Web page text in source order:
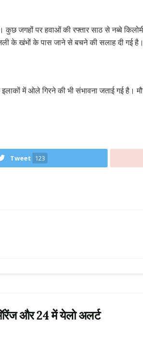
जगहों पर हवाओं की रफ्तार साठ से नब्बे
के खंभों के पास जाने से बचने की सलाह दी गई
में ओले गिरने की भी संभावना जताई गई है।
Tweet 123
और 24 में येलो अलर्ट